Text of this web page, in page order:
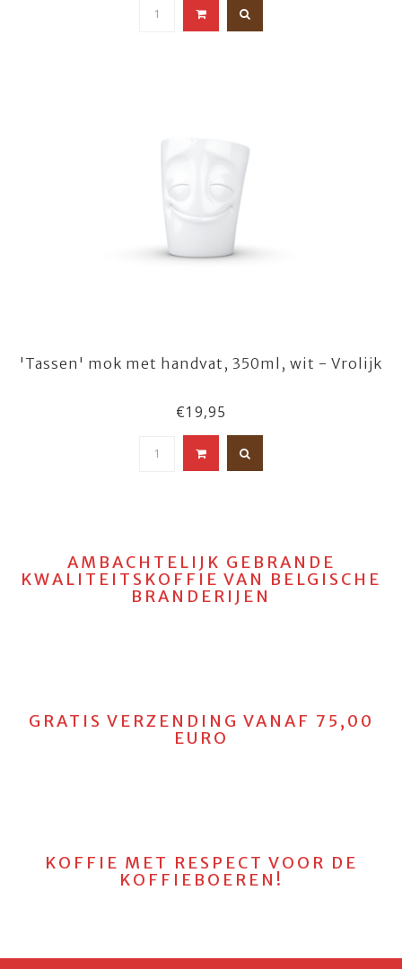
'Tassen' mok met handvat, 350ml, wit - Vrolijk
€19,95
AMBACHTELIJK GEBRANDE
KWALITEITSKOFFIE VAN BELGISCHE
BRANDERIJEN
GRATIS VERZENDING VANAF 75,00
EURO
KOFFIE MET RESPECT VOOR DE
KOFFIEBOEREN!